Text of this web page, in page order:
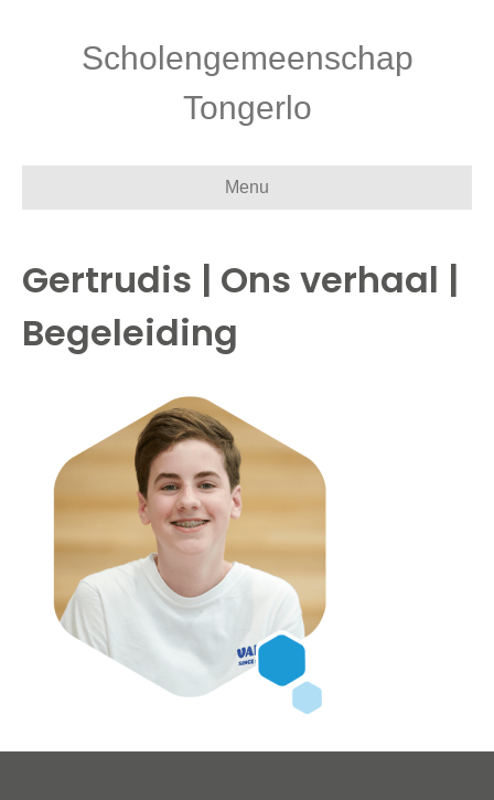
Scholengemeenschap
Tongerlo
Menu
Gertrudis | Ons verhaal |
Begeleiding